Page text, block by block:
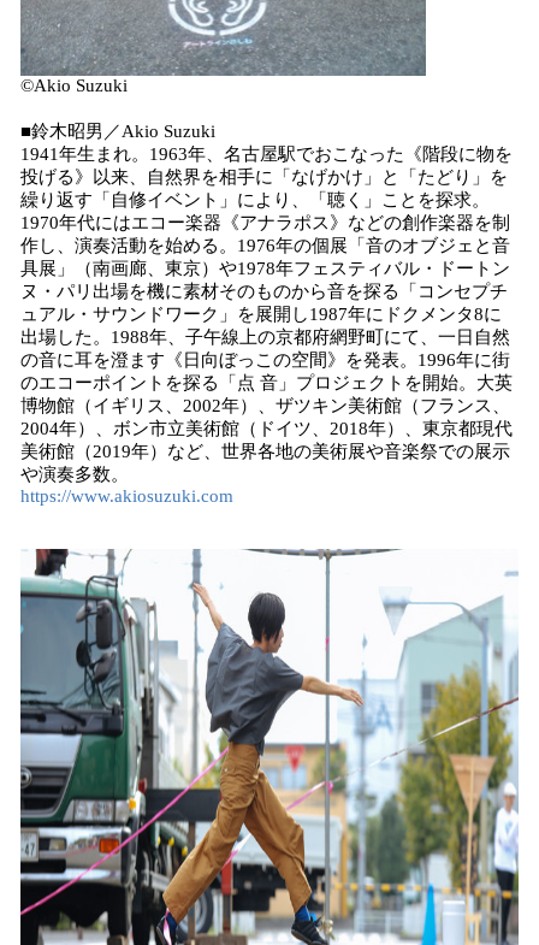
©️Akio Suzuki
■鈴木昭男／Akio Suzuki
1941年生まれ。1963年、名古屋駅でおこなった《階段に物を
投げる》以来、自然界を相手に「なげかけ」と「たどり」を
繰り返す「自修イベント」により、「聴く」ことを探求。
1970年代にはエコー楽器《アナラポス》などの創作楽器を制
作し、演奏活動を始める。1976年の個展「音のオブジェと音
具展」（南画廊、東京）や1978年フェスティバル・ドートン
ヌ・パリ出場を機に素材そのものから音を探る「コンセプチ
ュアル・サウンドワーク」を展開し1987年にドクメンタ8に
出場した。1988年、子午線上の京都府網野町にて、一日自然
の音に耳を澄ます《日向ぼっこの空間》を発表。1996年に街
のエコーポイントを探る「点 音」プロジェクトを開始。大英
博物館（イギリス、2002年）、ザツキン美術館（フランス、
2004年）、ボン市立美術館（ドイツ、2018年）、東京都現代
美術館（2019年）など、世界各地の美術展や音楽祭での展示
や演奏多数。
https://www.akiosuzuki.com